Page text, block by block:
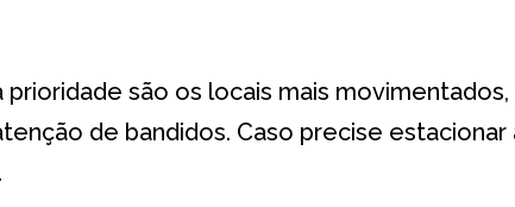
prioridade são os locais mais
de bandidos. Caso precise